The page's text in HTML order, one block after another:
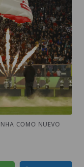
COMO NUEVO